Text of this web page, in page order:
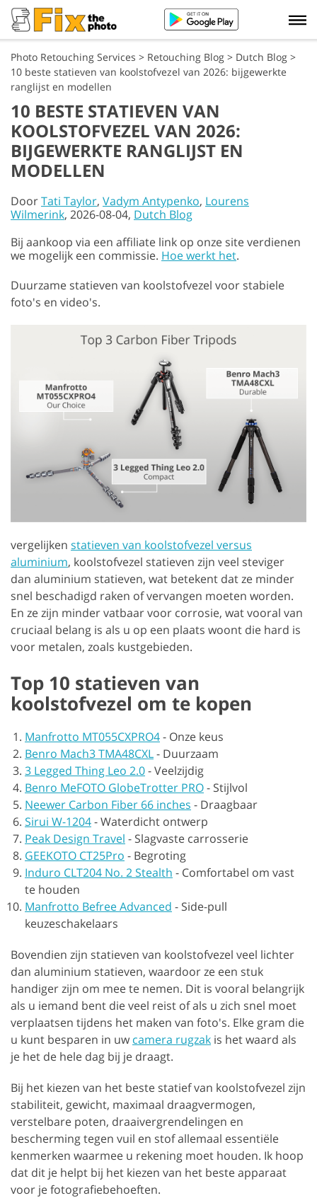
Photo Retouching Services > Retouching Blog > Dutch Blog >
10 beste statieven van koolstofvezel van 2026: bijgewerkte
ranglijst en modellen
10 BESTE STATIEVEN VAN
KOOLSTOFVEZEL VAN 2026:
BIJGEWERKTE RANGLIJST EN
MODELLEN
DoorTati Taylor, Vadym Antypenko, Lourens
Wilmerink, 2026-08-04, Dutch Blog
Bij aankoop via een affiliate link op onze site verdienen
we mogelijk een commissie. Hoe werkt het.
Duurzame statieven van koolstofvezel voor stabiele
foto's en video's.
vergelijken statieven van koolstofvezel versus
aluminium, koolstofvezel statieven zijn veel steviger
dan aluminium statieven, wat betekent dat ze minder
snel beschadigd raken of vervangen moeten worden.
En ze zijn minder vatbaar voor corrosie, wat vooral van
cruciaal belang is als u op een plaats woont die hard is
voor metalen, zoals kustgebieden.
Top 10 statieven van
koolstofvezel om te kopen
Manfrotto MT055CXPRO4- Onze keus
Benro Mach3 TMA48CXL- Duurzaam
3 Legged Thing Leo 2.0-Veelzijdig
Benro MeFOTO GlobeTrotter PRO- Stijlvol
Neewer Carbon Fiber 66 inches - Draagbaar
Sirui W-1204-Waterdicht ontwerp
Peak Design Travel - Slagvaste carrosserie
GEEKOTO CT25Pro - Begroting
Induro CLT204 No. 2 Stealth - Comfortabel om vast
te houden
Manfrotto Befree Advanced - Side-pull
keuzeschakelaars
Bovendien zijn statieven van koolstofvezel veel lichter
dan aluminium statieven, waardoor ze een stuk
handiger zijn om mee te nemen. Dit is vooral belangrijk
als u iemand bent die veel reist of als u zich snel moet
verplaatsen tijdens het maken van foto's. Elke gram die
u kunt besparen in uw camera rugzak is het waard als
je het de hele dag bij je draagt.
Bij het kiezen van het beste statief van koolstofvezel zijn
stabiliteit, gewicht, maximaal draagvermogen,
verstelbare poten, draaivergrendelingen en
bescherming tegen vuil en stof allemaal essentiële
kenmerken waarmee u rekening moet houden. Ik hoop
dat dit je helpt bij het kiezen van het beste apparaat
voor je fotografiebehoeften.